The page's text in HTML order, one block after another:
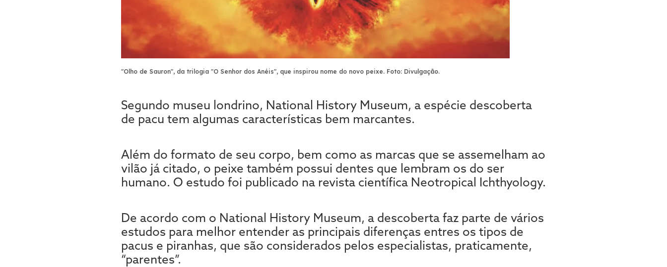
"Olho de Sauron", da trilogia "O Senhor dos Anéis", que inspirou nome do novo peixe. Foto: Divulgação.
Segundo museu londrino, National History Museum, a espécie descoberta
de pacu tem algumas características bem marcantes.
Além do formato de seu corpo, bem como as marcas que se assemelham ao
vilão já citado, o peixe também possui dentes que lembram os do ser
humano. O estudo foi publicado na revista científica Neotropical Ichthyology.
De acordo com o National History Museum, a descoberta faz parte de vários
estudos para melhor entender as principais diferenças entres os tipos de
pacus e piranhas, que são considerados pelos especialistas, praticamente,
“parentes”.